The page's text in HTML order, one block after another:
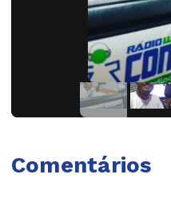
Comentários